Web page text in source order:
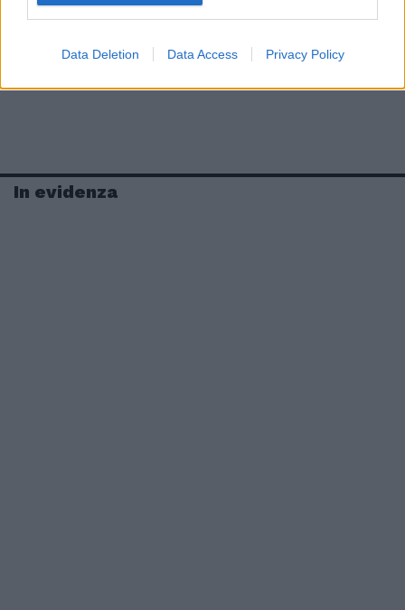
Data Deletion Data Access Privacy Policy
In evidenza